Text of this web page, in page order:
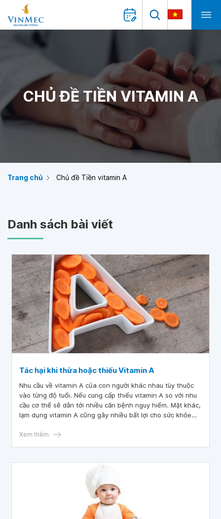
CHỦ ĐỀ TIỀN VITAMIN A
Trang chủ Chủ đề Tiền vitamin A
Danh sách bài viết
Tác hại khi thừa hoặc thiếu Vitamin A
Nhu cầu về vitamin A của con người khác nhau tùy thuộc
vào từng độ tuổi. Nếu cung cấp thiếu vitamin A so với nhu
cầu cơ thể sẽ dẫn tới nhiều căn bệnh nguy hiểm. Mặt khác,
lạm dụng vitamin A cũng gây nhiều bất lợi cho sức khỏe
Xem thêm